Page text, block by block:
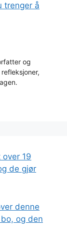
trenger å
og
19
de gjør
denne
og den